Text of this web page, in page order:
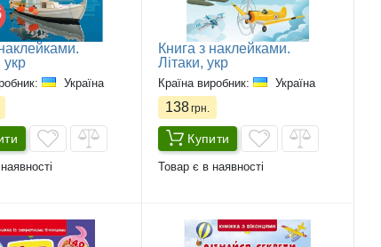
укр
Україна
Книга з наклейками.
Літаки, укр
Країна виробник: Україна
138грн.
Купити
Товар є в наявності